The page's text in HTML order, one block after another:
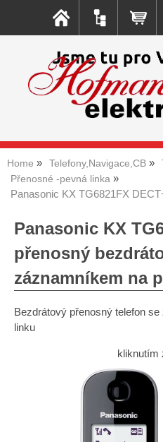
Home Telefony,Navigace,CB
Přenosné -pevná linka
Panasonic KX TG6821FX
Panasonic KX
přenosný
záznamníkem na
Bezdrátový přenosný telefon
linku
kliknutím